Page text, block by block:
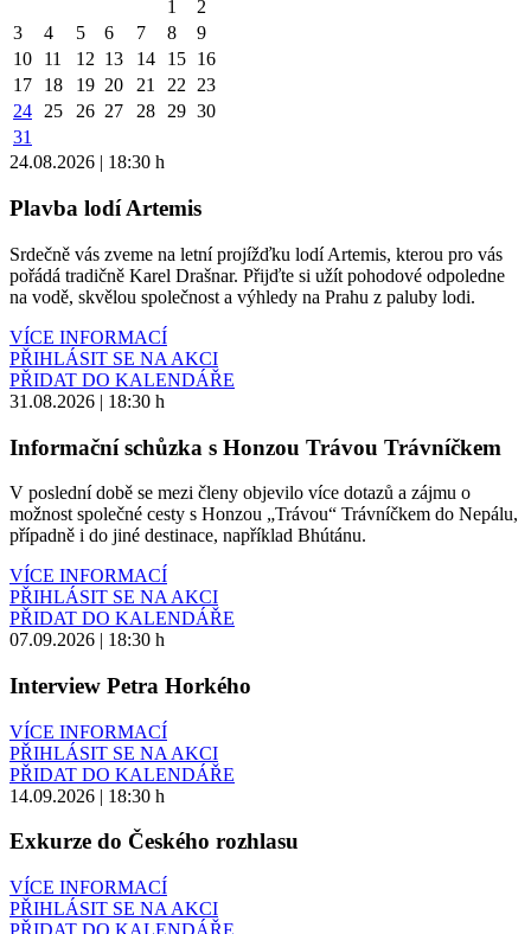
1
2
3
4 5 6 7 8
9
10
11 12 13 14 15 16
17
18 19 20 21 22 23
24 25 26 27 28 29 30
31
24.08.2026 | 18:30 h
Plavba lodí Artemis
Srdečně vás zveme na letní projížďku lodí Artemis, kterou pro vás
pořádá tradičně Karel Drašnar. Přijďte si užít pohodové odpoledne
na vodě, skvělou společnost a výhledy na Prahu z paluby lodi.
VÍCE INFORMACÍ
PŘIHLÁSIT SE NA AKCI
PŘIDAT DO KALENDÁŘE
31.08.2026 | 18:30 h
Informační schůzka s Honzou Trávou Trávníčkem
V poslední době se mezi členy objevilo více dotazů a zájmu o
možnost společné cesty s Honzou „Trávou“ Trávníčkem do Nepálu,
případně i do jiné destinace, například Bhútánu.
VÍCE INFORMACÍ
PŘIHLÁSIT SE NA AKCI
PŘIDAT DO KALENDÁŘE
07.09.2026 | 18:30 h
Interview Petra Horkého
VÍCE INFORMACÍ
PŘIHLÁSIT SE NA AKCI
PŘIDAT DO KALENDÁŘE
14.09.2026 | 18:30 h
Exkurze do Českého rozhlasu
VÍCE INFORMACÍ
PŘIHLÁSIT SE NA AKCI